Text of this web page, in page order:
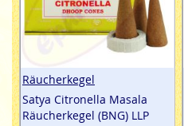
Räucherkegel
Satya Citronella Masala
Räucherkegel (BNG) LLP